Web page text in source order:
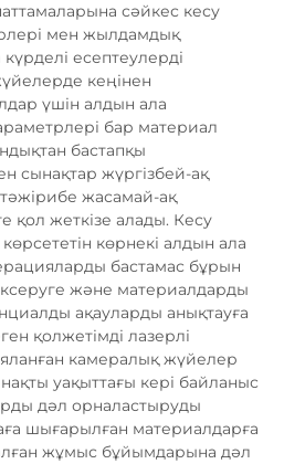
сәйкес кесу
мен жылдамдық
есептеулерді
кеңінен
үшін алдын ала
бар материал
бастапқы
сынақтар жүргізбей-ақ
жасамай-ақ
қол жеткізе алады. Кесу
көрнекі алдын ала
бастамас бұрын
және материалдарды
ақауларды анықтауға
қолжетімді лазерлі
камералық жүйелер
уақыттағы кері байланыс
дәл орналастыруды
шығарылған материалдарға
жұмыс бұйымдарына дәл